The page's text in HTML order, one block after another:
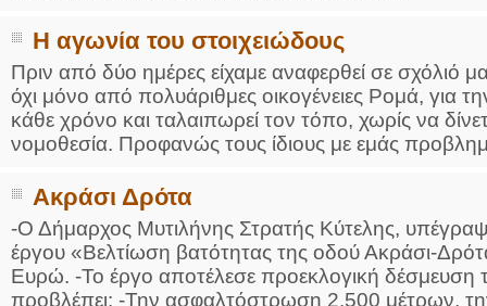
Η αγωνία του στοιχειώδους
Πριν από δύο ημέρες είχαμε αναφερθεί σε σχόλιό
όχι μόνο από πολυάριθμες οικογένειες Ρομά, για
κάθε χρόνο και ταλαιπωρεί τον τόπο, χωρίς να
νομοθεσία. Προφανώς τους ίδιους με εμάς
Ακράσι Δρότα
-Ο Δήμαρχος Μυτιλήνης Στρατής Κύτελης,
έργου «Βελτίωση βατότητας της οδού Ακράσι-
Ευρώ. -Το έργο αποτέλεσε προεκλογική δέσμευση
προβλέπει: -Την ασφαλτόστρωση 2.500 μέτρων,